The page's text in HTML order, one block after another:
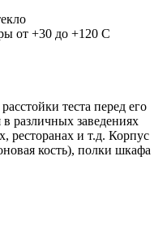
от +30 до +120 С
теста перед его
различных заведениях
ресторанах и т.д. Корпус
кость), полки шкафа